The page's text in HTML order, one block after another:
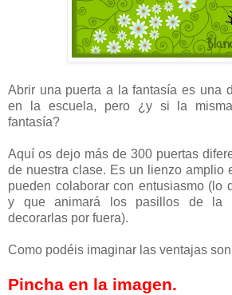
Abrir una puerta a la fantasía es una
en la escuela, pero ¿y si la
fantasía?
Aquí os dejo más de 300 puertas
de nuestra clase. Es un lienzo amplio
pueden colaborar con entusiasmo (lo
y que animará los pasillos de la
decorarlas por fuera).
Como podéis imaginar las ventajas
Pincha en la imagen.